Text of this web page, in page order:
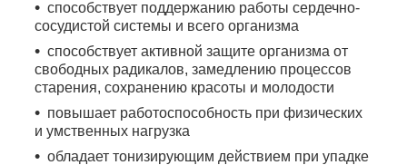
способствует поддержанию работы сердечно-
сосудистой системы и всего организма
способствует активной защите организма от
свободных радикалов, замедлению процессов
старения, сохранению красоты и молодости
повышает работоспособность при физических
и умственных нагрузка
обладает тонизирующим действием при упадке